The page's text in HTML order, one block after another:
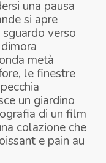
una pausa
si apre
verso
metà
le finestre
un giardino
di un film
colazione che
e pain au